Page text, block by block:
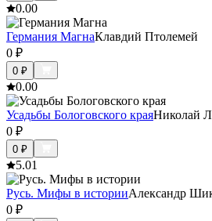
0.00
Германия МагнаКлавдий Птолемей
0 ₽
0 ₽
0.00
Усадьбы Бологовского краяНиколай
0 ₽
0 ₽
5.01
Русь. Мифы в историиАлександр
0 ₽